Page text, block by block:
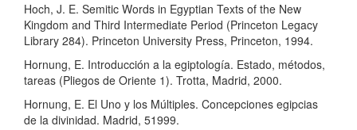
Hoch, J. E. Semitic Words in Egyptian Texts of the New
Kingdom and Third Intermediate Period (Princeton Legacy
Library 284). Princeton University Press, Princeton, 1994.
Hornung, E. Introducción a la egiptología. Estado, métodos,
tareas (Pliegos de Oriente 1). Trotta, Madrid, 2000.
Hornung, E. El Uno y los Múltiples. Concepciones egipcias
de la divinidad. Madrid, 51999.